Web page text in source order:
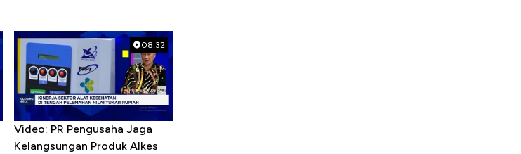
08:32
Video: PR Pengusaha Jaga
Kelangsungan Produk Alkes